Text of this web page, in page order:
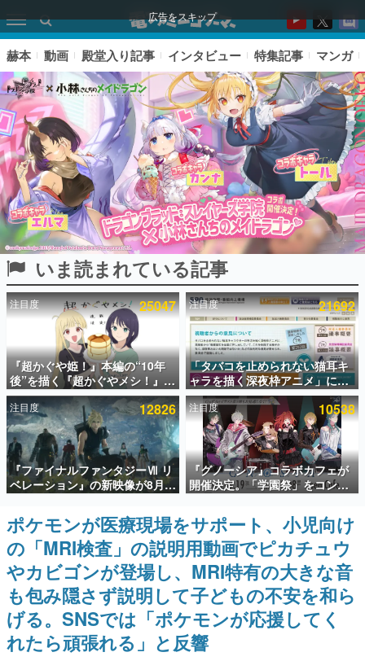
広告をスキップ
ピックアップ
電ファミのいま読まれている記事ランキング
アプリセール情報
インタビュー
連載・特集一覧
殿堂入り記事
SNS拡散数が数千以上！ ページビュー数万以上！ などな
ど。多くの人々に読まれた、電ファミ渾身の“殿堂入り”記
事をまとめました。
ゲームの企画書
名作ゲームクリエイターの方々に製作時のエピソードをお
聞きし、ヒットする企画（ゲーム）とは何か？を探ってい
きます。
赫本
この物語を解いてはいけない。『赫本』は、〈試験問題〉
の形をした短編ホラー小説集です。
新世代に訊く
赫本 動画 殿堂入り記事 インタビュー 特集記事 マンガ
いま読まれている記事
注目度 25047
『超かぐや姫！』本編の“10年
後”を描く『超かぐやメシ！』
Web連載決定。新たなWebマン
ガレーベル「ビビビコミック」
にて特別話が掲載スタート、あ
のお話には…まだ続きがある！
注目度 21692
「タバコを止められない猫耳キ
ャラを描く深夜枠アニメ」に視
聴者の一部から批判意見。違法
薬物の使用と思しき描写も含め
て、BPOが議論を交わす
注目度 12826
『ファイナルファンタジーⅦ リ
ベレーション』の新映像が8月
26日早朝に公開へ。『FF7』リ
メイクシリーズの完結編、
「gamescom」のオープニング
ナイトライブにてディレクター
の浜口直樹氏が登壇する予定
注目度 10538
『グノーシア』コラボカフェが
開催決定。「学園祭」をコンセ
プトに、模擬店やセツやSQ、ラ
キオたちが学祭バンドを楽しむ
様子を切り取った新グッズが展
開
ポケモンが医療現場をサポート、小児向け
の「MRI検査」の説明用動画でピカチュウ
やカビゴンが登場し、MRI特有の大きな音
も包み隠さず説明して子どもの不安を和ら
げる。SNSでは「ポケモンが応援してく
れたら頑張れる」と反響